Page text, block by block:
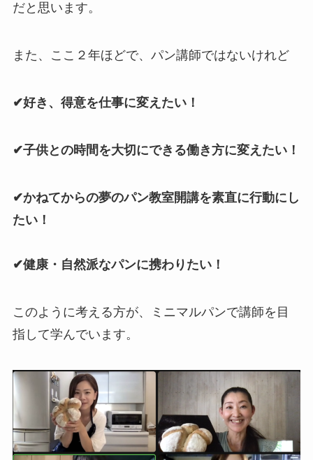
だと思います。
また、ここ２年ほどで、パン講師ではないけれど
✔︎好き、得意を仕事に変えたい！
✔︎子供との時間を大切にできる働き方に変えたい！
✔︎かねてからの夢のパン教室開講を素直に行動にし
たい！
✔︎健康・自然派なパンに携わりたい！
このように考える方が、ミニマルパンで講師を目
指して学んでいます。